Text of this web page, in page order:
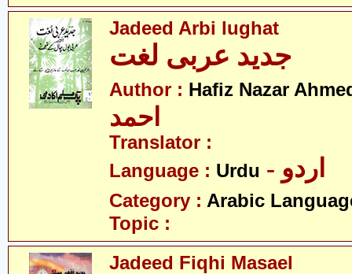
Jadeed Arbi lughat
جدید عربی لغت
Author : Hafiz Nazar
احمد
Translator :
Language : Urdu - اردو
Category : Arabic
Topic :
Jadeed Fiqhi Masael